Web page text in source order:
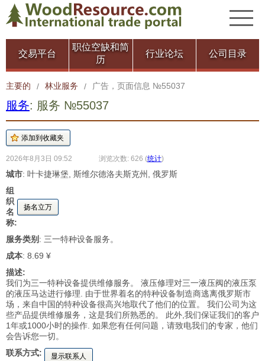
交易平台
职位空缺和简
历
行业论坛 公司目录
主要的 / 林业服务 / 广告，页面信息 №55037
服务: 服务 №55037
2026年8月3日 09:52 浏览次数: 626 (统计)
城市: 叶卡捷琳堡, 斯维尔德洛夫斯克州, 俄罗斯
组
织
名
称:
扬名立万
服务类别 : 三一特种设备服务。
成本: 8.69 ¥
描述:
我们为三一特种设备提供维修服务。 液压修理对三一液压阀的液压泵
的液压马达进行修理. 由于世界着名的特种设备制造商逃离俄罗斯市
场，来自中国的特种设备很高兴地取代了他们的位置。 我们公司为这
些产品提供维修服务，这是我们所熟悉的。 此外,我们保证我们的客户
1年或1000小时的操作. 如果您有任何问题，请致电我们的专家，他们
会告诉您一切。
联系方式:
显示联系人